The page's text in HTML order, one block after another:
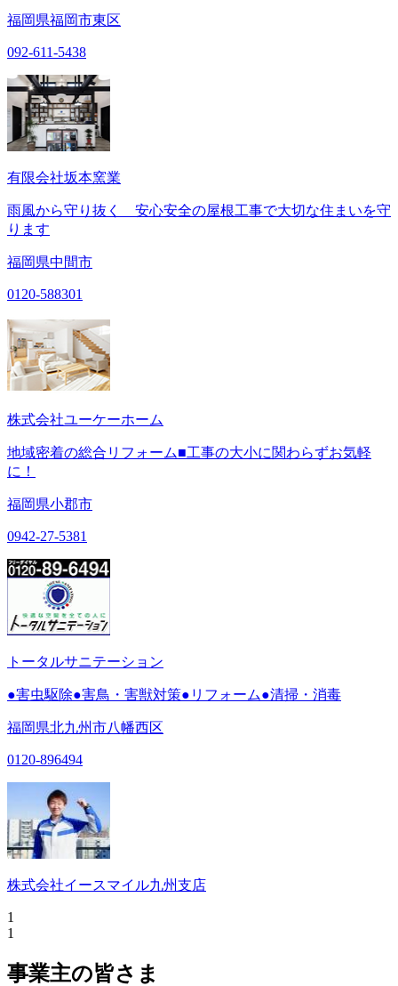
福岡県福岡市東区
092-611-5438
有限会社坂本窯業
雨風から守り抜く 安心安全の屋根工事で大切な住まいを守
ります
福岡県中間市
0120-588301
株式会社ユーケーホーム
地域密着の総合リフォーム■工事の大小に関わらずお気軽
に！
福岡県小郡市
0942-27-5381
トータルサニテーション
●害虫駆除●害鳥・害獣対策●リフォーム●清掃・消毒
福岡県北九州市八幡西区
0120-896494
株式会社イースマイル九州支店
1
1
事業主の皆さま